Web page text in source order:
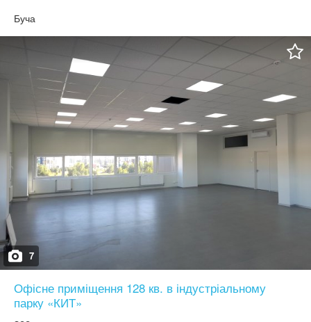
Макарівський район, Смт. Кодра, вул. Лесі Українки №61.
Буча
7
Офісне приміщення 128 кв. в індустріальному
парку «КИТ»